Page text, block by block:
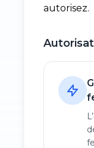
autorisez.